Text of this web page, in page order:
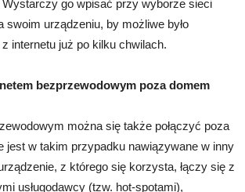
Wystarczy go wpisać przy wyborze sieci
swoim urządzeniu, by możliwe było
internetu już po kilku chwilach.
bezprzewodowym poza domem
można się także połączyć poza
jest w takim przypadku nawiązywane w inny
z którego się korzysta, łączy się z
usługodawcy (tzw. hot-spotami),